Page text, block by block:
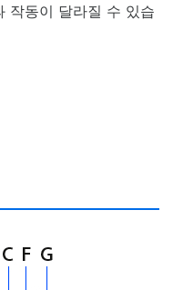
작동이 달라질 수 있습